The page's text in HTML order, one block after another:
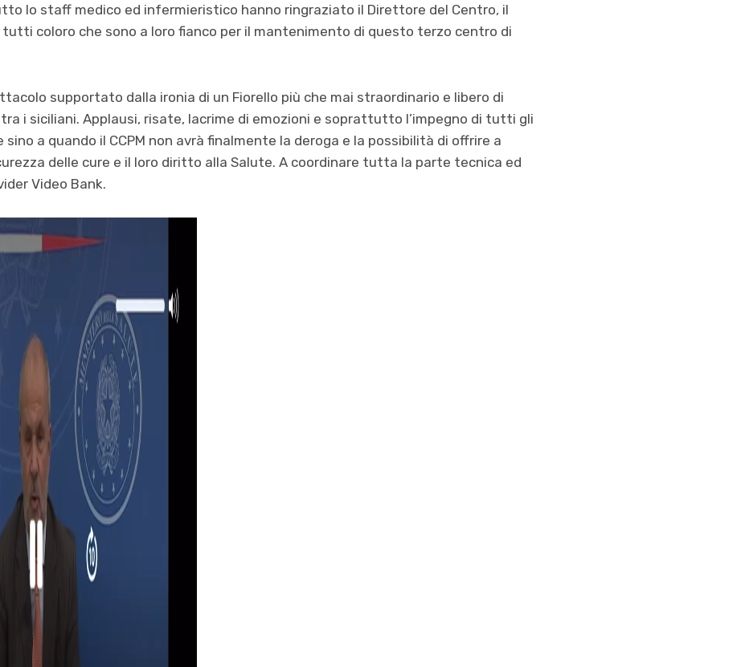
lo staff medico ed infermieristico hanno ringraziato il Direttore del Centro, il
coloro che sono a loro fianco per il mantenimento di questo terzo centro di
supportato dalla ironia di un Fiorello più che mai straordinario e libero di
i siciliani. Applausi, risate, lacrime di emozioni e soprattutto l’impegno di tutti gli
a quando il CCPM non avrà finalmente la deroga e la possibilità di offrire a
delle cure e il loro diritto alla Salute. A coordinare tutta la parte tecnica ed
Video Bank.